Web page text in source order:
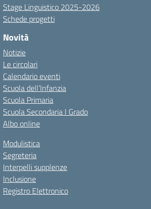
Stage Linguistico 2025-2026
Schede progetti
Novità
Notizie
Le circolari
Calendario eventi
Scuola dell’Infanzia
Scuola Primaria
Scuola Secondaria I Grado
Albo online
Modulistica
Segreteria
Interpelli supplenze
Inclusione
Registro Elettronico